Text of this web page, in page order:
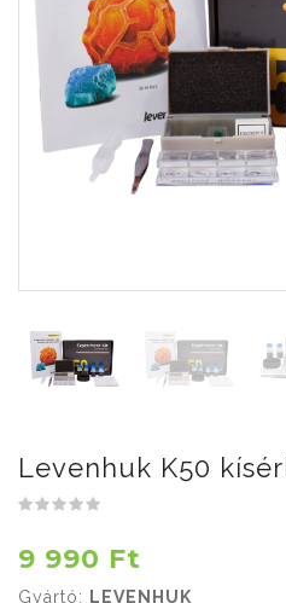
Levenhuk K50
9 990 Ft
Gyártó: LEVENHUK